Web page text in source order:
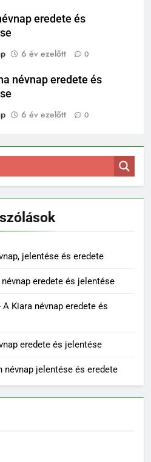
eredete és
6 év ezelőtt 0
névnap eredete és
6 év ezelőtt 0
jelentése és eredete
névnap eredete és jelentése
A Kiara névnap eredete és
eredete és jelentése
névnap jelentése és eredete